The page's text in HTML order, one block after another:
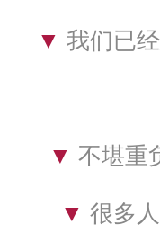
▼ 我们已
▼ 不堪重
▼ 很多